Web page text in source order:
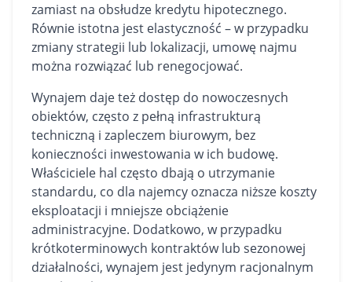
zamiast na obsłudze kredytu hipotecznego.
Równie istotna jest elastyczność – w przypadku
zmiany strategii lub lokalizacji, umowę najmu
można rozwiązać lub renegocjować.
Wynajem daje też dostęp do nowoczesnych
obiektów, często z pełną infrastrukturą
techniczną i zapleczem biurowym, bez
konieczności inwestowania w ich budowę.
Właściciele hal często dbają o utrzymanie
standardu, co dla najemcy oznacza niższe koszty
eksploatacji i mniejsze obciążenie
administracyjne. Dodatkowo, w przypadku
krótkoterminowych kontraktów lub sezonowej
działalności, wynajem jest jedynym racjonalnym